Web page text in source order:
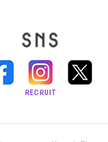
RECRUIT